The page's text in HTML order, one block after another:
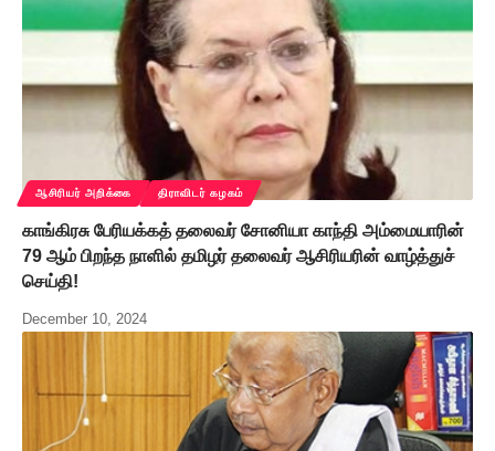
ஆசிரியர் அறிக்கை திராவிடர் கழகம்
காங்கிரசு பேரியக்கத் தலைவர் சோனியா காந்தி அம்மையாரின்
79 ஆம் பிறந்த நாளில் தமிழர் தலைவர் ஆசிரியரின் வாழ்த்துச்
செய்தி!
December 10, 2024